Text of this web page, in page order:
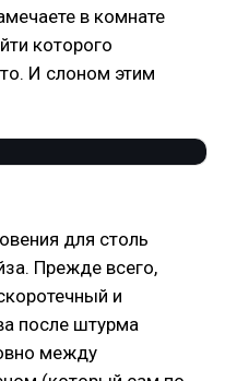
в комнате
которого
И слоном этим
для столь
Прежде всего,
и
после штурма
между